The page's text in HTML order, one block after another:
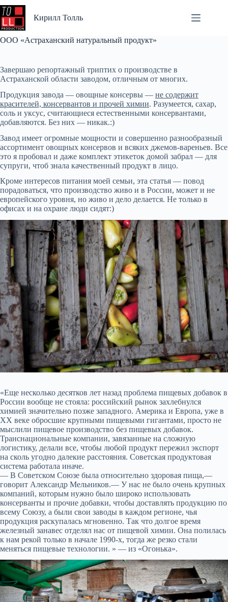
Перейти
к
Кирилл Толль
ООО «Астраханский натуральный продукт»
Завершаю репортажный триптих о производстве в
Астраханской области заводом, отличным от многих.
Продукция завода — овощные консервы — не содержит
красителей, консервантов и прочей химии. Разумеется, сахар,
соль и уксус, считающиеся естественными консервантами,
добавляются. Без них — никак.:)
Завод имеет огромные мощности и совершенно разнообразный
ассортимент овощных консервов и всяких джемов-вареньев. Все
это я пробовал и даже комплект этикеток домой забрал — для
супруги, чтоб знала качественный продукт в лицо.
Кроме интересов питания моей семьи, эта статья — повод
порадоваться, что производство живо и в России, может и не
европейского уровня, но живо и дело делается. Не только в
офисах и на охране люди сидят:)
«Еще несколько десятков лет назад проблема пищевых добавок в
России вообще не стояла: российский рынок захлебнулся
химией значительно позже западного. Америка и Европа, уже в
XX веке обросшие крупными пищевыми гигантами, просто не
мыслили пищевое производство без пищевых добавок.
Транснациональные компании, завязанные на сложную
логистику, делали все, чтобы любой продукт пережил экспорт
на сколь угодно далекие расстояния. Советская продуктовая
система работала иначе.
— В Советском Союзе была относительно здоровая пища,—
говорит Александр Мельников.— У нас не было очень крупных
компаний, которым нужно было широко использовать
консерванты и прочие добавки, чтобы доставлять продукцию по
всему Союзу, а были свои заводы в каждом регионе, чья
продукция раскупалась мгновенно. Так что долгое время
железный занавес отделял нас от пищевой химии. Она полилась
к нам рекой только в начале 1990-х, тогда же резко стали
меняться пищевые технологии. » — из «Огонька».